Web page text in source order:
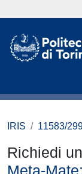
IRIS 11583/
Richiedi
Meta-